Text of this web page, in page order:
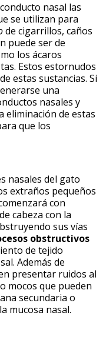
nasal las
se utilizan para
de cigarrillos, caños
puede ser de
los ácaros
Estos estornudos
estas sustancias. Si
una
nasales y
eliminación de estas
que los
nasales del gato
extraños pequeños
con
cabeza con la
sus vías
obstructivos
de tejido
Además de
presentar ruidos al
mocos que pueden
secundaria o
mucosa nasal.